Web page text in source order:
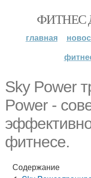
ФИТНЕС
главная
Sky Power
Power -
фитнесе.
Содержание